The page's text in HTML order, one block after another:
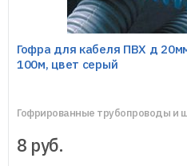
Гофра для кабеля ПВХ д
100м, цвет серый
Гофрированные трубопроводы и
8 руб.